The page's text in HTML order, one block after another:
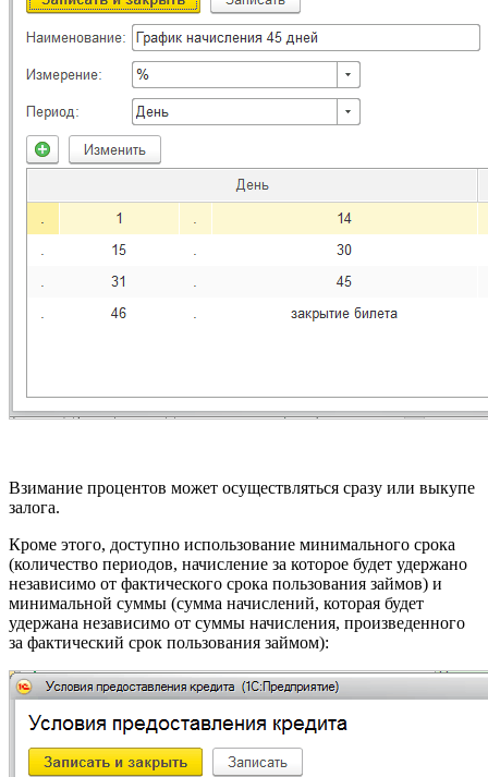
Взимание процентов может осуществляться сразу или выкупе
залога.
Кроме этого, доступно использование минимального срока
(количество периодов, начисление за которое будет удержано
независимо от фактического срока пользования займов) и
минимальной суммы (сумма начислений, которая будет
удержана независимо от суммы начисления, произведенного
за фактический срок пользования займом):